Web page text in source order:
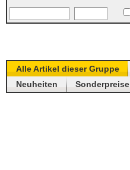
Alle Artikel dieser Gruppe
Neuheiten
Sonderpreise